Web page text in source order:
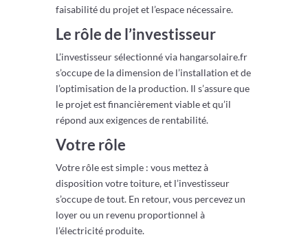
faisabilité du projet et l’espace nécessaire.
Le rôle de l’investisseur
L’investisseur sélectionné via hangarsolaire.fr
s’occupe de la dimension de l’installation et de
l’optimisation de la production. Il s’assure que
le projet est financièrement viable et qu’il
répond aux exigences de rentabilité.
Votre rôle
Votre rôle est simple : vous mettez à
disposition votre toiture, et l’investisseur
s’occupe de tout. En retour, vous percevez un
loyer ou un revenu proportionnel à
l’électricité produite.